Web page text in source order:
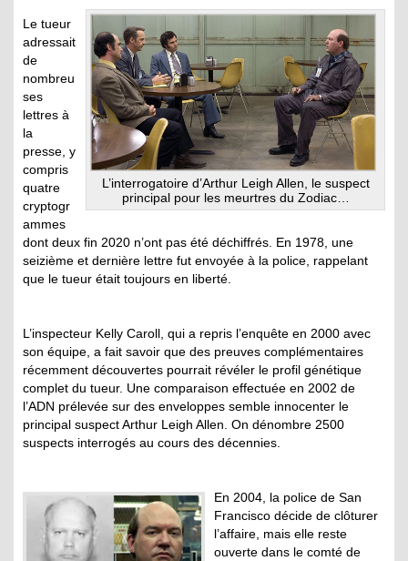
L’interrogatoire d’Arthur Leigh Allen, le suspect
principal pour les meurtres du Zodiac…
Le tueur
adressait
de
nombreu
ses
lettres à
la
presse, y
compris
quatre
cryptogr
ammes
dont deux fin 2020 n’ont pas été déchiffrés. En 1978, une
seizième et dernière lettre fut envoyée à la police, rappelant
que le tueur était toujours en liberté.
L’inspecteur Kelly Caroll, qui a repris l’enquête en 2000 avec
son équipe, a fait savoir que des preuves complémentaires
récemment découvertes pourrait révéler le profil génétique
complet du tueur. Une comparaison effectuée en 2002 de
l’ADN prélevée sur des enveloppes semble innocenter le
principal suspect Arthur Leigh Allen. On dénombre 2500
suspects interrogés au cours des décennies.
En 2004, la police de San
Francisco décide de clôturer
l’affaire, mais elle reste
ouverte dans le comté de